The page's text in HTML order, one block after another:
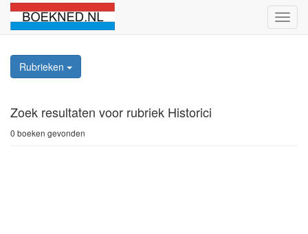
Rubrieken
Zoek resultaten voor rubriek Historici
0 boeken gevonden